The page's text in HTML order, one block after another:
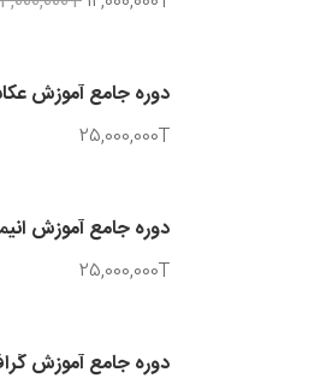
دوره جامع آموزش
25,000,000T
دوره جامع آموزش
25,000,000T
دوره جامع آموزش